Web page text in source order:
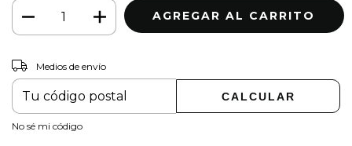
Entregas para el CP:
Medios de envío
CALCULAR
No sé mi código